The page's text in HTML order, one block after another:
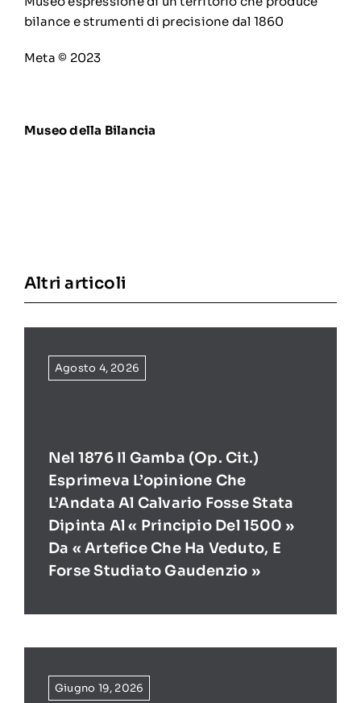
bilance e strumenti di precisione dal 1860
Meta © 2023
Museo della Bilancia
Altri articoli
Agosto 4, 2026
Nel 1876 Il Gamba (op. Cit.)
Esprimeva L’opinione Che
L’Andata Al Calvario Fosse Stata
Dipinta Al « Principio Del 1500 »
Da « Artefice Che Ha Veduto, E
Forse Studiato Gaudenzio »
Giugno 19, 2026